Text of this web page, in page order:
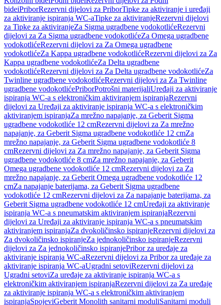
bideiPriborRezervni dijelovi za PriborTipke za aktiviranje i uređaji
za aktiviranje ispiranja WC-aTipke za aktiviranjeRezervni dijelovi
za Tipke za aktiviranjeZa Sigma ugradbene vodokotlićeRezervni
dijelovi za Za Sigma ugradbene vodokotlićeZa Omega ugradbene
vodokotlićeRezervni dijelovi za Za Omega ugradbene
vodokotlićeZa Kappa ugradbene vodokotlićeRezervni dijelovi za Za
Kappa ugradbene vodokotlićeZa Delta ugradbene
vodokotlićeRezervni dijelovi za Za Delta ugradbene vodokotlićeZa
Twinline ugradbene vodokotlićeRezervni dijelovi za Za Twinline
ugradbene vodokotlićePriborPotrošni materijaliUređaji za aktiviranje
ispiranja WC-a s elektroničkim aktiviranjem ispiranjaRezervni
dijelovi za Uređaji za aktiviranje ispiranja WC-a s elektroničkim
aktiviranjem ispiranjaZa mrežno napajanje, za Geberit Sigma
ugradbene vodokotliće 12 cmRezervni dijelovi za Za mrežno
napajanje, za Geberit Sigma ugradbene vodokotliće 12 cmZa
mrežno napajanje, za Geberit Sigma ugradbene vodokotliće 8
cmRezervni dijelovi za Za mrežno napajanje, za Geberit Sigma
ugradbene vodokotliće 8 cmZa mrežno napajanje, za Geberit
Omega ugradbene vodokotliće 12 cmRezervni dijelovi za Za
mrežno napajanje, za Geberit Omega ugradbene vodokotliće 12
cmZa napajanje baterijama, za Geberit Sigma ugradbene
vodokotliće 12 cmRezervni dijelovi za Za napajanje baterijama, za
Geberit Sigma ugradbene vodokotliće 12 cmUređaji za aktiviranje
ispiranja WC-a s pneumatskim aktiviranjem ispiranjaRezervni
dijelovi za Uređaji za aktiviranje ispiranja WC-a s pneumatskim
aktiviranjem ispiranjaZa dvokoličinsko ispiranjeRezervni dijelovi za
Za dvokoličinsko ispiranjeZa jednokoličinsko ispiranjeRezervni
dijelovi za Za jednokoličinsko ispiranjePribor za uređaje za
aktiviranje ispiranja WC-aRezervni dijelovi za Pribor za uređaje za
aktiviranje ispiranja WC-aUgradni setoviRezervni dijelovi za
Ugradni setoviZa uređaje za aktiviranje ispiranja WC-a s
elektroničkim aktiviranjem ispiranjaRezervni dijelovi za Za uređaje
za aktiviranje ispiranja WC-a s elektroničkim aktiviranjem
ispiranjaSpojeviGeberit Monolith sanitarni moduliSanitarni moduli